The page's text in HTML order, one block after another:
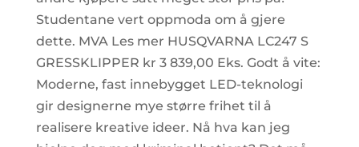
Studentane vert oppmoda om å gjere
dette. MVA Les mer HUSQVARNA LC247 S
GRESSKLIPPER kr 3 839,00 Eks. Godt å vite:
Moderne, fast innebygget LED-teknologi
gir designerne mye større frihet til å
realisere kreative ideer. Nå hva kan jeg